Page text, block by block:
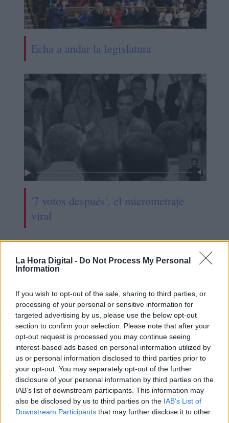
La Hora Digital - Do Not Process My Personal
Information
If you wish to opt-out of the sale, sharing to third parties, or
processing of your personal or sensitive information for
targeted advertising by us, please use the below opt-out
section to confirm your selection. Please note that after your
opt-out request is processed you may continue seeing
interest-based ads based on personal information utilized by
us or personal information disclosed to third parties prior to
your opt-out. You may separately opt-out of the further
disclosure of your personal information by third parties on the
IAB’s list of downstream participants. This information may
also be disclosed by us to third parties on the IAB’s List of
Downstream Participants that may further disclose it to other
Echa a andar la legislatura
'7 votos después', el micrometraje
viral
España y Alemania coinciden en la
necesidad urgente de reformar el
mercado eléctrico